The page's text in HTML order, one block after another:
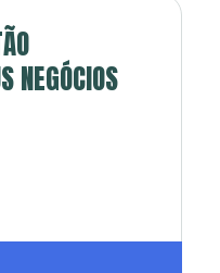
NEGÓCIOS